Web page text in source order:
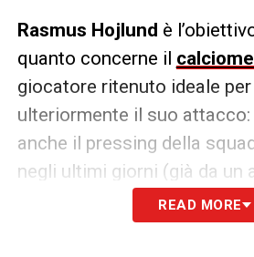
Rasmus Hojlund è
quanto concerne il
giocatore ritenuto ideale
ulteriormente il suo
anche il pressing della
negli ultimi giorni (già da un
READ MORE